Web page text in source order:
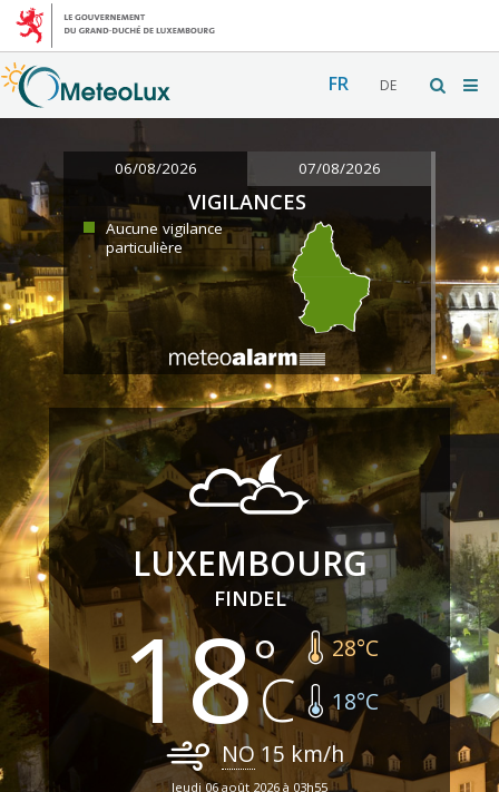
FR DE
06/08/2026 07/08/2026
VIGILANCES
Aucune vigilance
particulière
LUXEMBOURG
FINDEL
18 28°C
18°C
NO 15 km/h
Jeudi 06 août 2026 à 03h55